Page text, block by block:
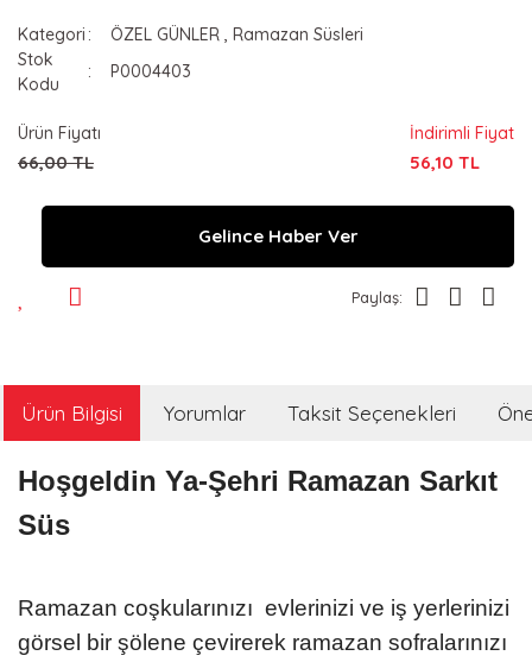
Kategori ÖZEL GÜNLER , Ramazan Süsleri
Stok
Kodu
P0004403
Ürün Fiyatı
66,00 TL
İndirimli Fiyat
56,10 TL
Gelince Haber Ver
Paylaş:
Ürün Bilgisi Yorumlar Taksit Seçenekleri
Hoşgeldin Ya-Şehri Ramazan Sarkıt
Süs
Ramazan coşkularınızı evlerinizi ve iş yerlerinizi
görsel bir şölene çevirerek ramazan sofralarınızı